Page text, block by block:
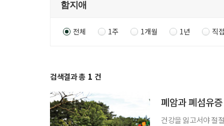
전체 1주 1개월 1년 직
검색결과 총 1 건
폐암과 폐섬유
건강을 잃고서야 절